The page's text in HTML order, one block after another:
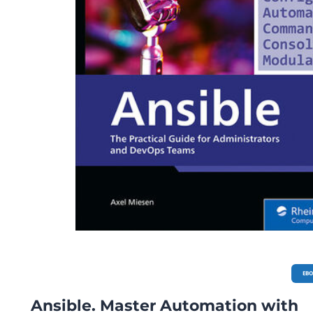
Ansible. Master Automation with